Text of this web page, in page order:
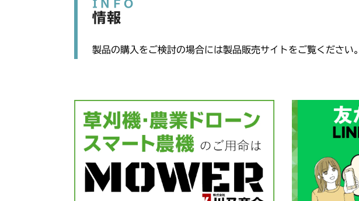
INFO
情報
製品の購入をご検討の場合には製品販売サイトをご覧ください。